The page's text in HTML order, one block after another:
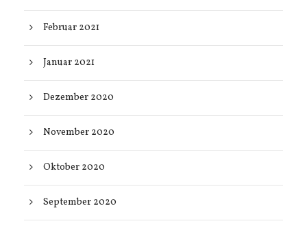
Februar 2021
Januar 2021
Dezember 2020
November 2020
Oktober 2020
September 2020